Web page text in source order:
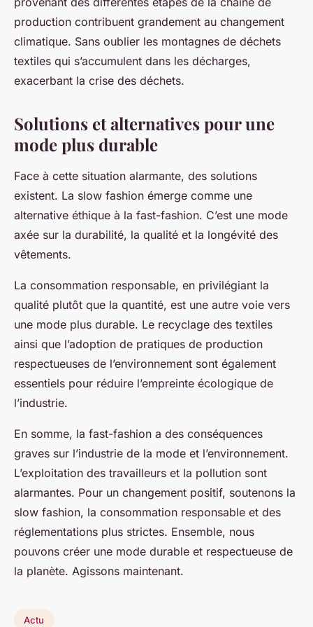
production contribuent grandement au changement
climatique. Sans oublier les montagnes de déchets
textiles qui s’accumulent dans les décharges,
exacerbant la crise des déchets.
Solutions et alternatives pour une
mode plus durable
Face à cette situation alarmante, des solutions
existent. La slow fashion émerge comme une
alternative éthique à la fast-fashion. C’est une mode
axée sur la durabilité, la qualité et la longévité des
vêtements.
La consommation responsable, en privilégiant la
qualité plutôt que la quantité, est une autre voie vers
une mode plus durable. Le recyclage des textiles
ainsi que l’adoption de pratiques de production
respectueuses de l’environnement sont également
essentiels pour réduire l’empreinte écologique de
l’industrie.
En somme, la fast-fashion a des conséquences
graves sur l’industrie de la mode et l’environnement.
L’exploitation des travailleurs et la pollution sont
alarmantes. Pour un changement positif, soutenons la
slow fashion, la consommation responsable et des
réglementations plus strictes. Ensemble, nous
pouvons créer une mode durable et respectueuse de
la planète. Agissons maintenant.
Actu